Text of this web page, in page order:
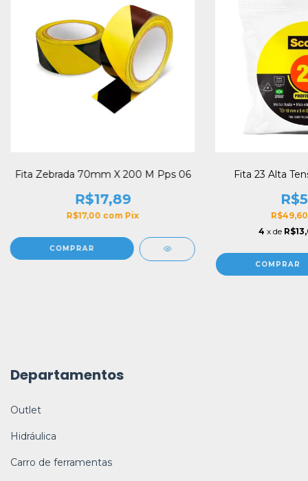
Fita Zebrada 70mm X 200 M Pps 06
R$17,89
R$17,00 com Pix
Fita 23 Alta
4 x de
Departamentos
Outlet
Hidráulica
Carro de ferramentas